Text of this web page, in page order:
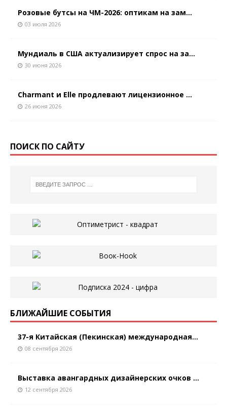
Розовые бутсы на ЧМ-2026: оптикам на зам...
03 июля 2026
Мундиаль в США актуализирует спрос на за...
30 июня 2026
Charmant и Elle продлевают лицензионное ...
26 июня 2026
ПОИСК ПО САЙТУ
БЛИЖАЙШИЕ СОБЫТИЯ
37-я Китайская (Пекинская) международная...
08 сентября 2026
Выставка авангардных дизайнерских очков ...
12 сентября 2026